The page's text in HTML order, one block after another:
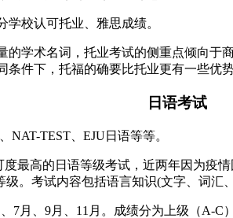
校认可托业、雅思成绩。
学术名词，托业考试的侧重点倾向
件下，托福的确要比托业更有一些优
日语考试
NAT-TEST、EJU日语等等。
最高的日语等级考试，近两年因为疫
。考试内容包括语言知识(文字、词汇
7月、9月、11月。成绩分为上级（A-